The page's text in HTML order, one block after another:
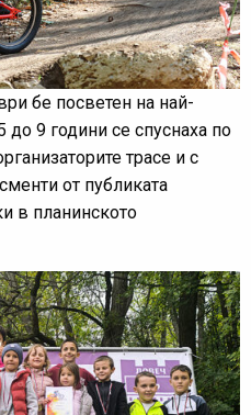
бе посветен на най-
до 9 години се спуснаха по
трасе и с
от публиката
в планинското